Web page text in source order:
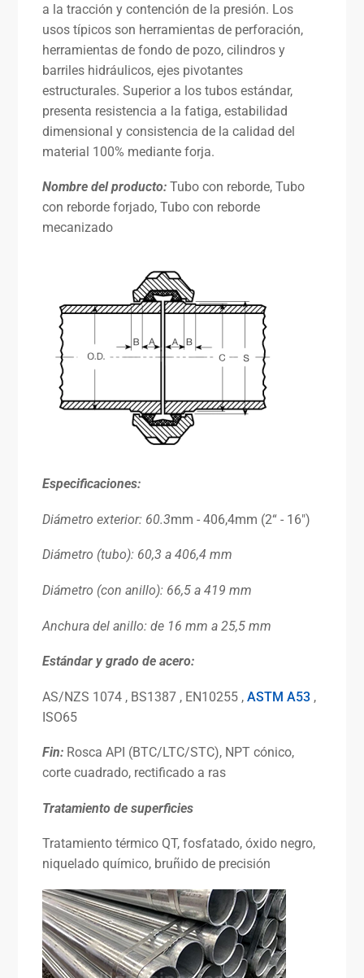
a la tracción y contención de la presión. Los
usos típicos son herramientas de perforación,
herramientas de fondo de pozo, cilindros y
barriles hidráulicos, ejes pivotantes
estructurales. Superior a los tubos estándar,
presenta resistencia a la fatiga, estabilidad
dimensional y consistencia de la calidad del
material 100% mediante forja.
Nombre del producto:Tubo con reborde, Tubo
con reborde forjado, Tubo con reborde
mecanizado
Especificaciones:
Diámetro exterior: 60.3mm - 406,4mm (2“ - 16″)
Diámetro (tubo): 60,3 a 406,4 mm
Diámetro (con anillo): 66,5 a 419 mm
Anchura del anillo: de 16 mm a 25,5 mm
Estándar y grado de acero:
AS/NZS 1074 , BS1387 , EN10255 ,ASTM A53 ,
ISO65
Fin: Rosca API (BTC/LTC/STC), NPT cónico,
corte cuadrado, rectificado a ras
Tratamiento de superficies
Tratamiento térmico QT, fosfatado, óxido negro,
niquelado químico, bruñido de precisión